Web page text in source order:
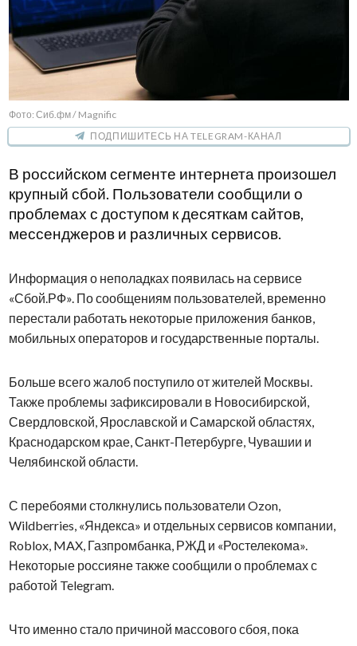
Фото: Сиб.фм / Magnific
ПОДПИШИТЕСЬ НА TELEGRAM-КАНАЛ
В российском сегменте интернета произошел
крупный сбой. Пользователи сообщили о
проблемах с доступом к десяткам сайтов,
мессенджеров и различных сервисов.
Информация о неполадках появилась на сервисе
«Сбой.РФ». По сообщениям пользователей, временно
перестали работать некоторые приложения банков,
мобильных операторов и государственные порталы.
Больше всего жалоб поступило от жителей Москвы.
Также проблемы зафиксировали в Новосибирской,
Свердловской, Ярославской и Самарской областях,
Краснодарском крае, Санкт-Петербурге, Чувашии и
Челябинской области.
С перебоями столкнулись пользователи Ozon,
Wildberries, «Яндекса» и отдельных сервисов компании,
Roblox, MAX, Газпромбанка, РЖД и «Ростелекома».
Некоторые россияне также сообщили о проблемах с
работой Telegram.
Что именно стало причиной массового сбоя, пока